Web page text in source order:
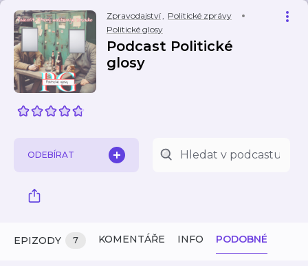
Zpravodajství, Politické zprávy
Politické glosy
Podcast Politické
glosy
ODEBÍRAT
EPIZODY 7 KOMENTÁŘE INFO PODOBNÉ